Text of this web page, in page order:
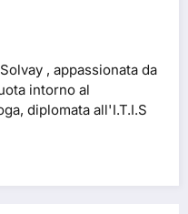
, appassionata da
intorno al
diplomata all'I.T.I.S